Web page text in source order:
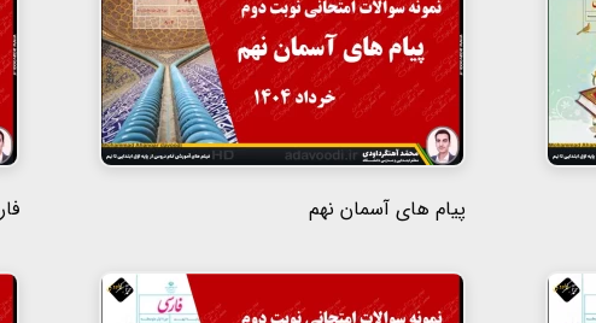
پیام های آسمان نهم